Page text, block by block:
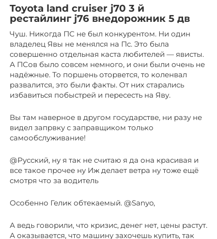
Toyota land cruiser j70 3 й
рестайлинг j76 внедорожник 5 дв
Чуш. Никогда ПС не был конкурентом. Ни один
владелец Явы не менялся на Пс. Это была
совершенно отдельная каста любителей — явисты.
А ПСов было совсем немного, и они были очень не
надёжные. То поршень оторвется, то коленвал
развалится, это были факты. От них старались
избавиться побыстрей и пересесть на Яву.
Вы там наверное в другом государстве, ни разу не
видел запрвку с заправщиком только
самообслуживание!
@Русский, ну я так не считаю я да она красивая и
все такое прочее ну Иж делает ветра ну тоже ещё
смотря что за водитель
Особенно Гелик обтекаемый. @Sanyo,
А ведь говорили, что кризис, денег нет, цены растут.
А оказывается, что машину захочешь купить, так